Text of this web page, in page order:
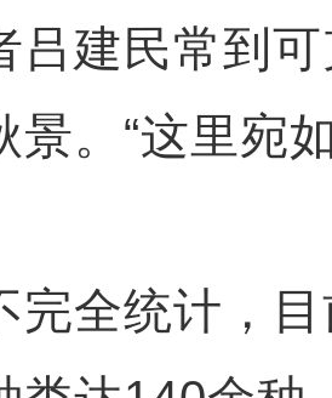
吕建民常到
景。“这里宛
全统计，目